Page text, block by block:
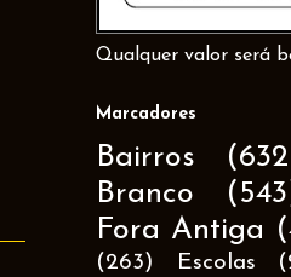
Qualquer valor será
Marcadores
Bairros
Branco
Fora Antiga
(263)
Escolas